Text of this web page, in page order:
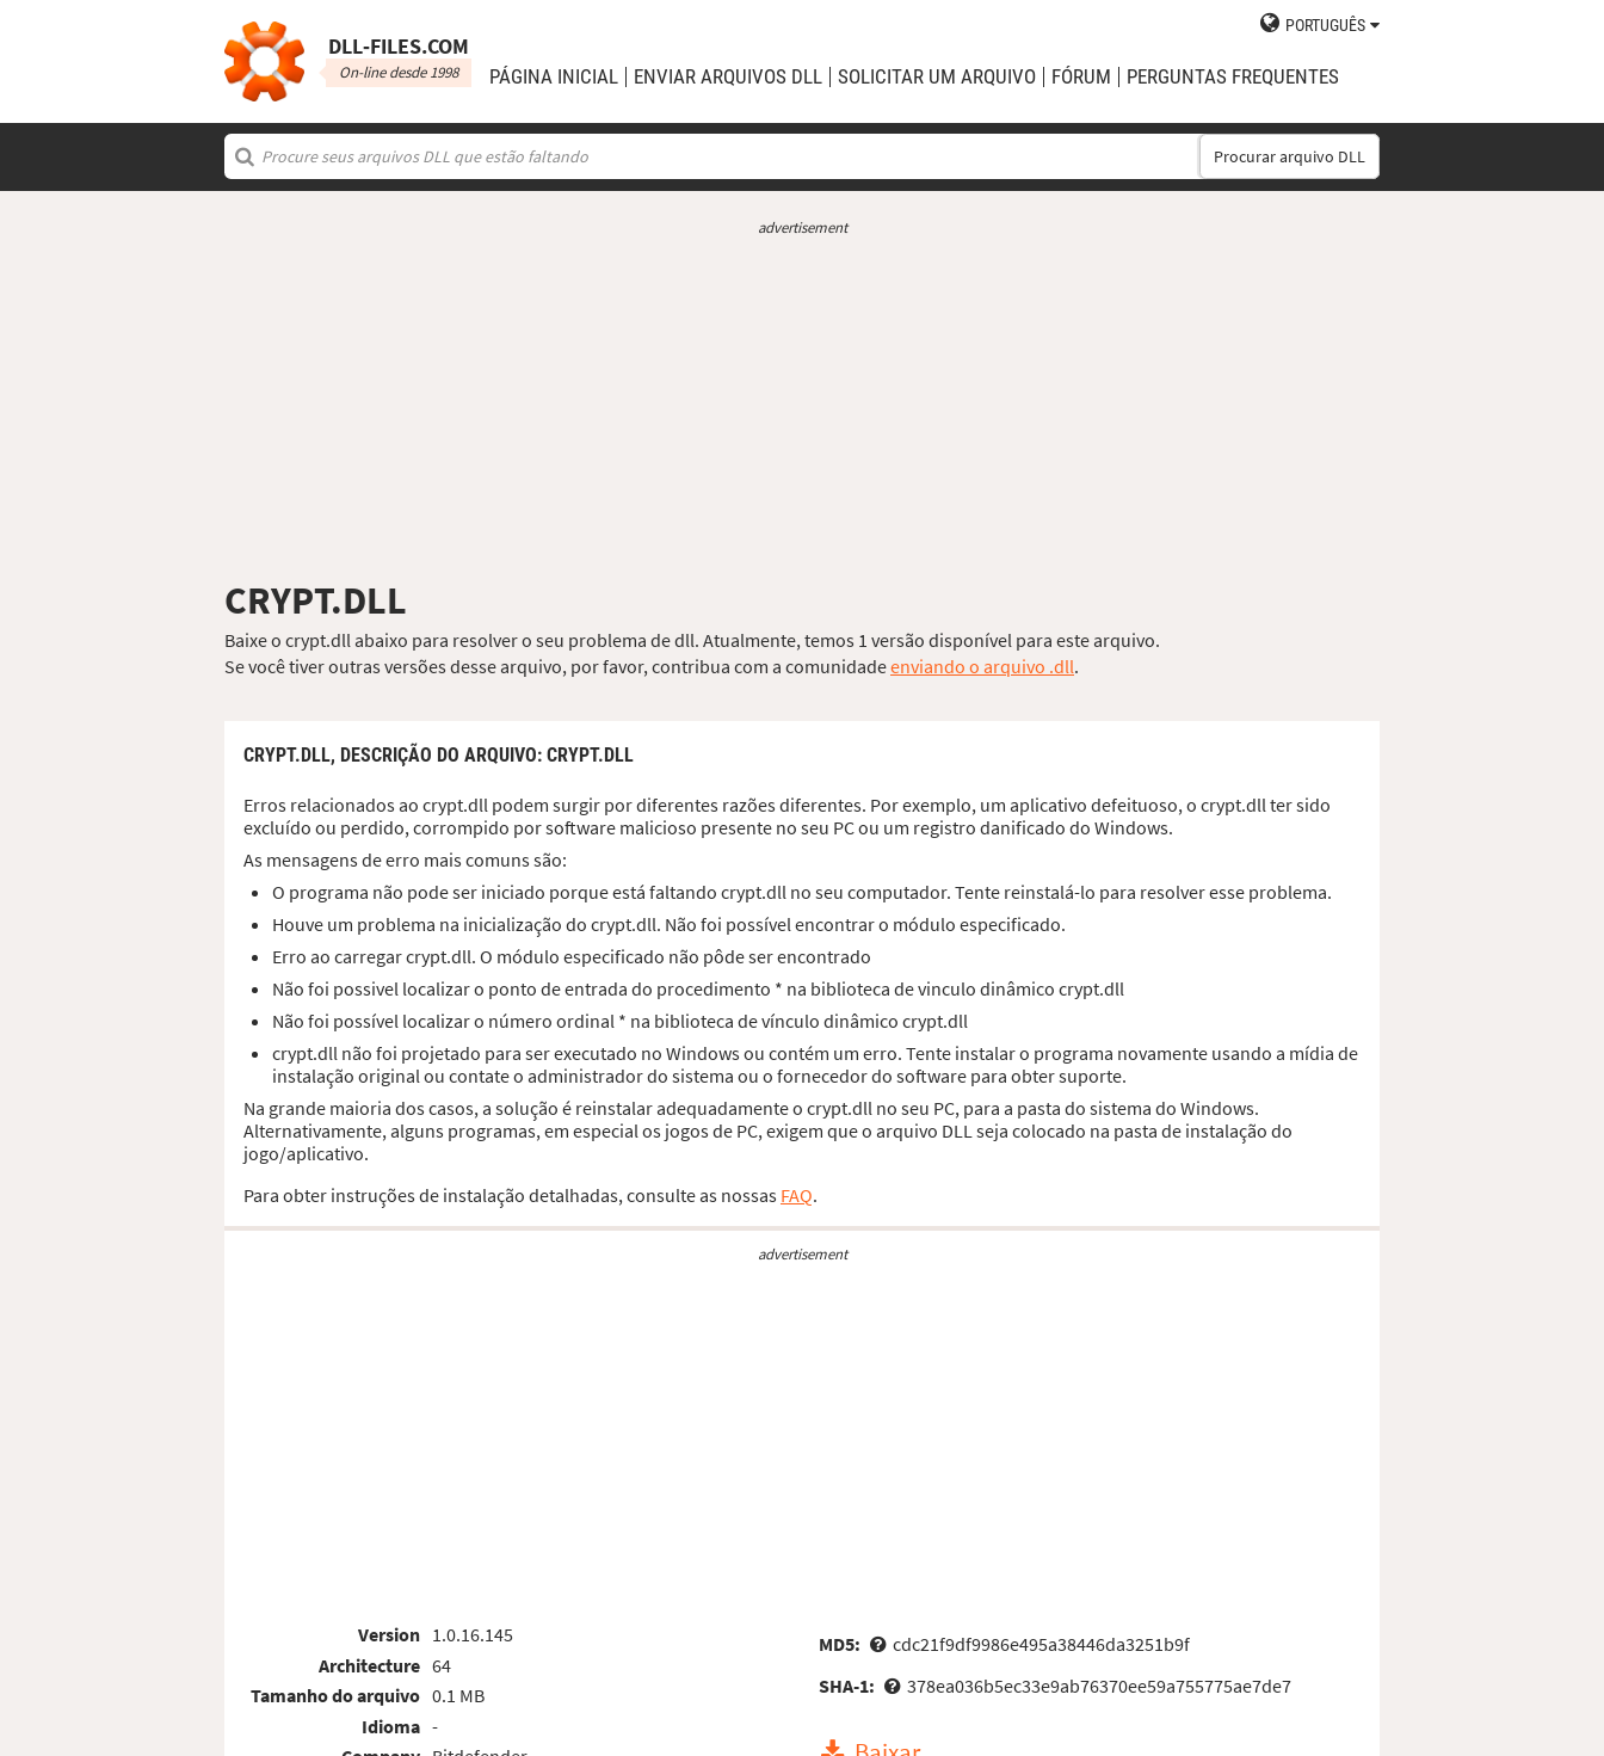
DLL‑FILES.COM
On-line desde 1998
PORTUGUÊS
PÁGINA INICIAL ENVIAR ARQUIVOS DLL SOLICITAR UM ARQUIVO FÓRUM PERGUNTAS FREQUENTES
Procurar arquivo DLL
advertisement
CRYPT.DLL
Baixe o crypt.dll abaixo para resolver o seu problema de dll. Atualmente, temos 1 versão disponível para este arquivo.
Se você tiver outras versões desse arquivo, por favor, contribua com a comunidadeenviando o arquivo .dll.
CRYPT.DLL, DESCRIÇÃO DO ARQUIVO: CRYPT.DLL
Erros relacionados ao crypt.dll podem surgir por diferentes razões diferentes. Por exemplo, um aplicativo defeituoso, o crypt.dll ter sido
excluído ou perdido, corrompido por software malicioso presente no seu PC ou um registro danificado do Windows.
As mensagens de erro mais comuns são:
O programa não pode ser iniciado porque está faltando crypt.dll no seu computador. Tente reinstalá-lo para resolver esse problema.
Houve um problema na inicialização do crypt.dll. Não foi possível encontrar o módulo especificado.
Erro ao carregar crypt.dll. O módulo especificado não pôde ser encontrado
Não foi possivel localizar o ponto de entrada do procedimento * na biblioteca de vinculo dinâmico crypt.dll
Não foi possível localizar o número ordinal * na biblioteca de vínculo dinâmico crypt.dll
crypt.dll não foi projetado para ser executado no Windows ou contém um erro. Tente instalar o programa novamente usando a mídia de
instalação original ou contate o administrador do sistema ou o fornecedor do software para obter suporte.
Na grande maioria dos casos, a solução é reinstalar adequadamente o crypt.dll no seu PC, para a pasta do sistema do Windows.
Alternativamente, alguns programas, em especial os jogos de PC, exigem que o arquivo DLL seja colocado na pasta de instalação do
jogo/aplicativo.
Para obter instruções de instalação detalhadas, consulte as nossas FAQ.
advertisement
Version
Architecture
Tamanho do arquivo
Idioma
1.0.16.145
64
0.1 MB
-
MD5:
cdc21f9df9986e495a38446da3251b9f
SHA-1:
378ea036b5ec33e9ab76370ee59a755775ae7de7